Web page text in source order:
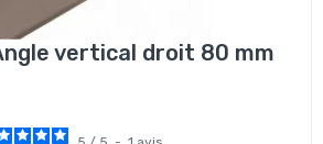
vertical droit 80 mm